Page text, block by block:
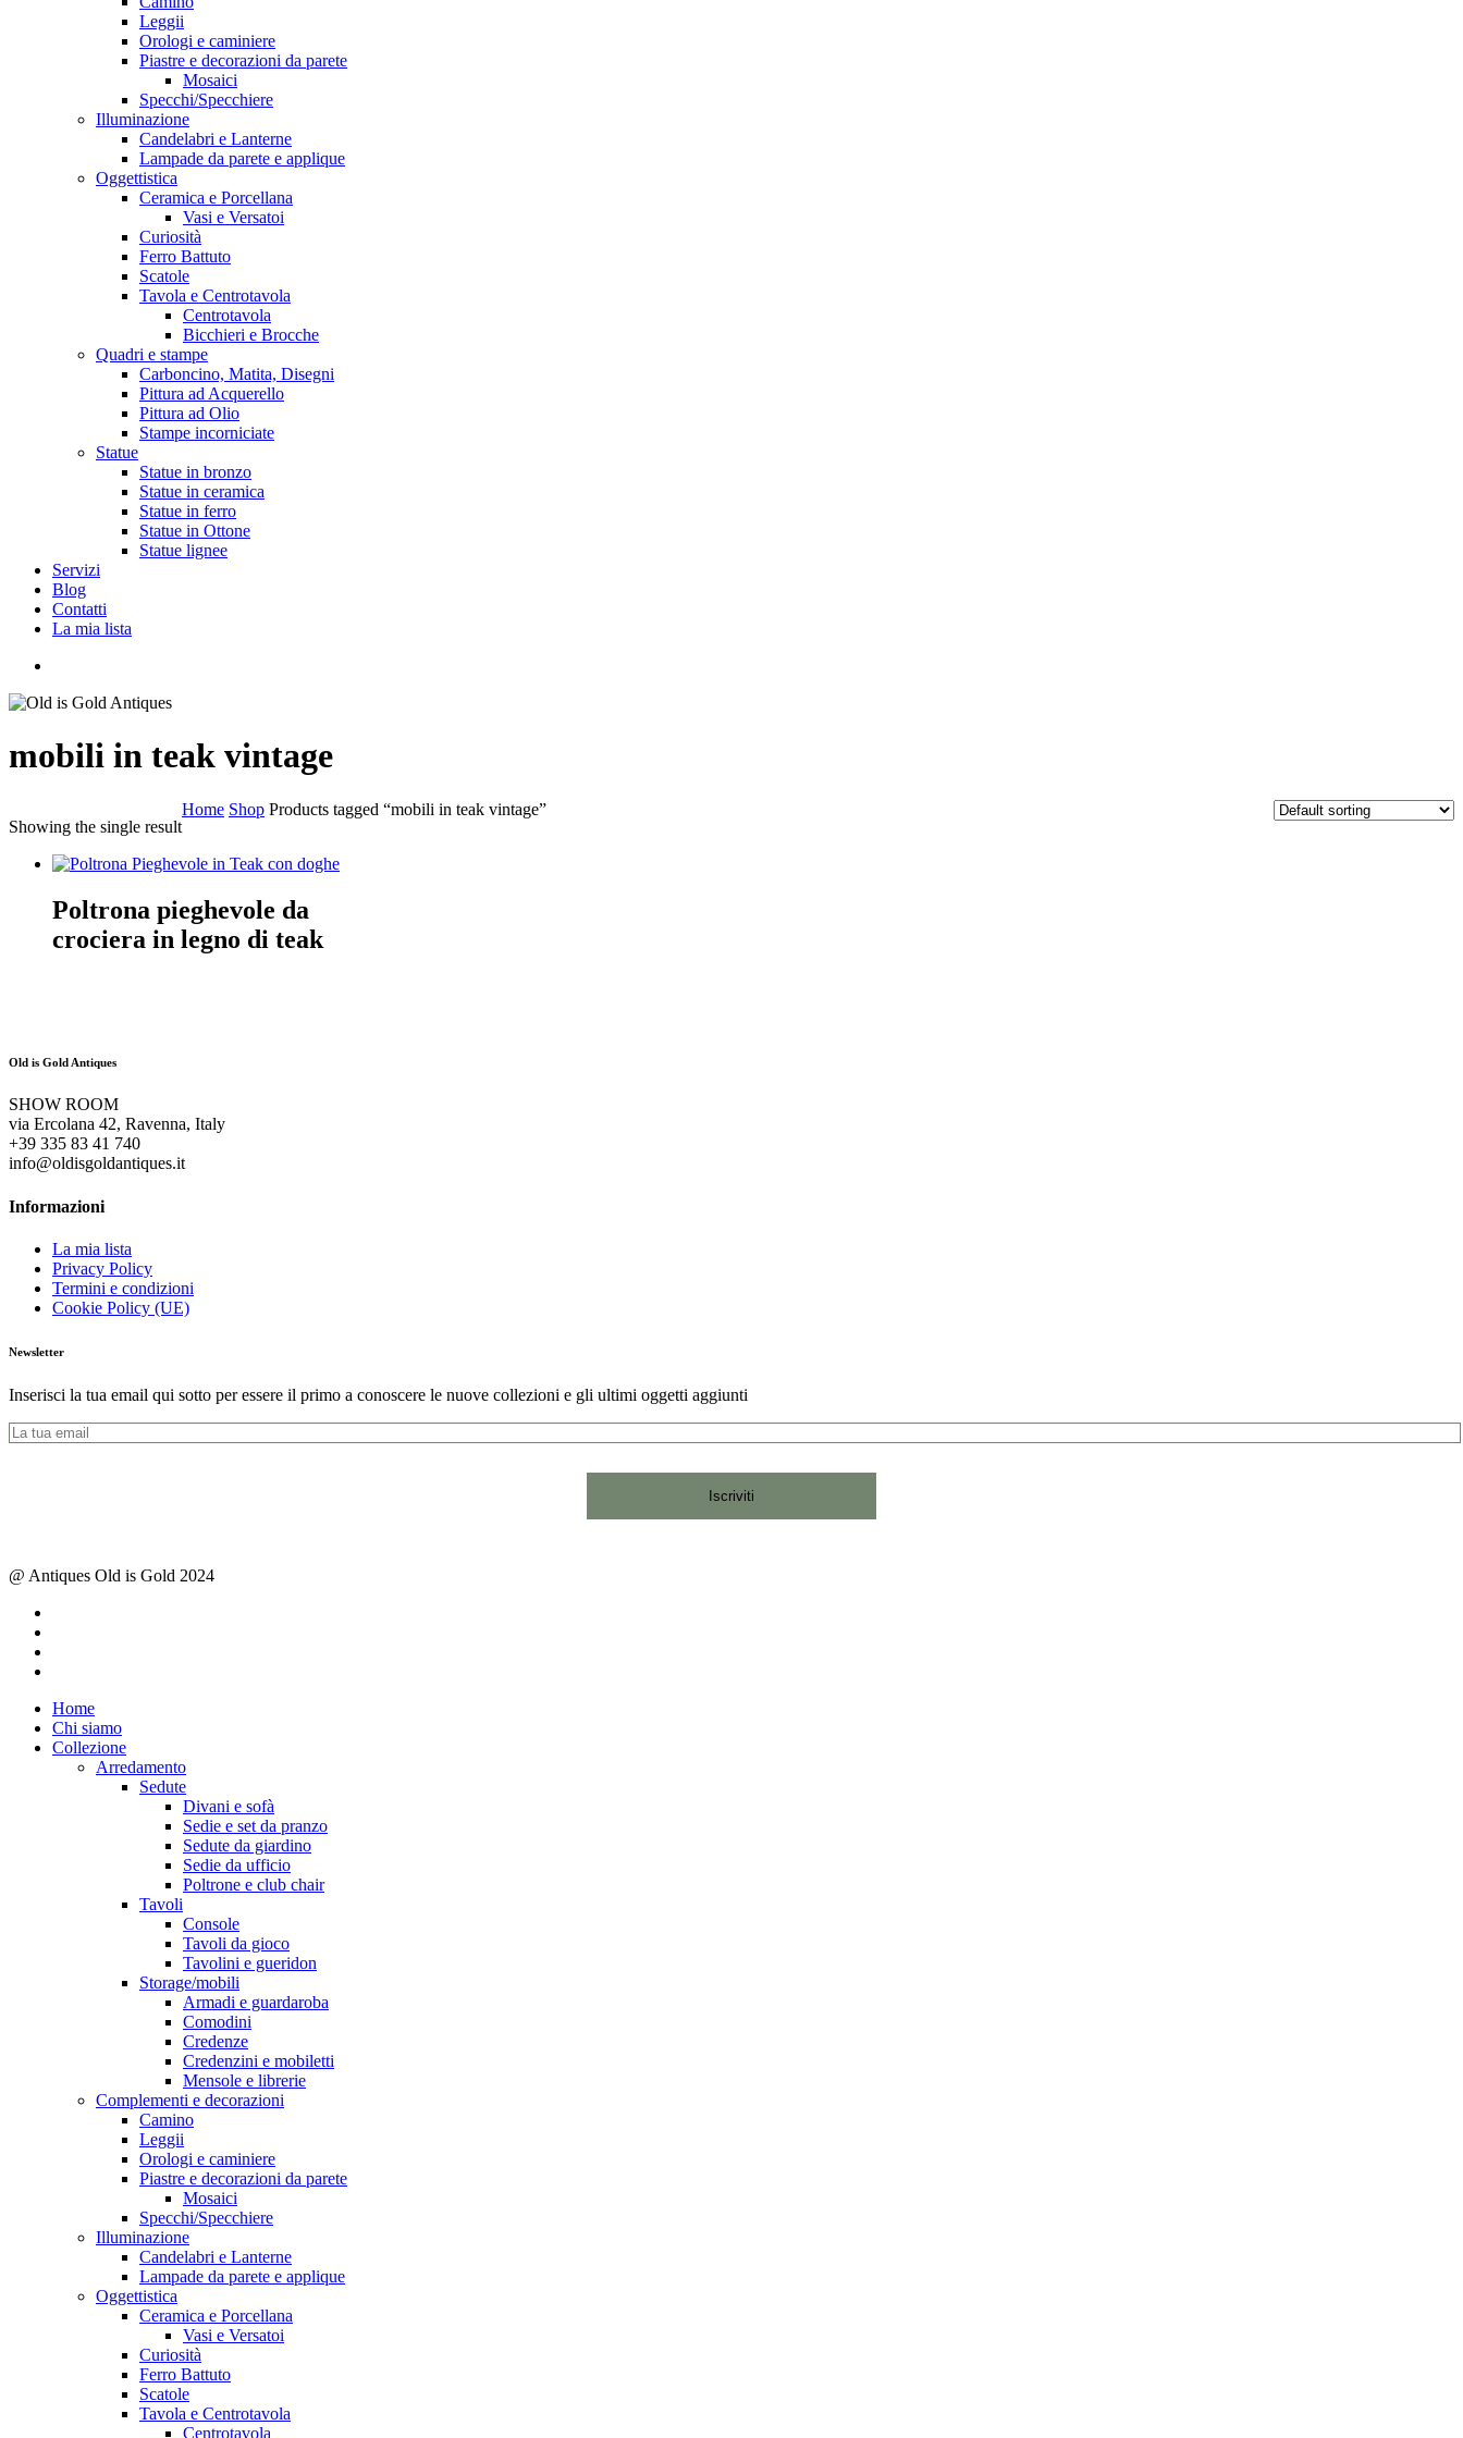
Leggii
Orologi e caminiere
Piastre e decorazioni da parete
Mosaici
Specchi/Specchiere
Illuminazione
Candelabri e Lanterne
Lampade da parete e applique
Oggettistica
Ceramica e Porcellana
Vasi e Versatoi
Curiosità
Ferro Battuto
Scatole
Tavola e Centrotavola
Centrotavola
Bicchieri e Brocche
Quadri e stampe
Carboncino, Matita, Disegni
Pittura ad Acquerello
Pittura ad Olio
Stampe incorniciate
Statue
Statue in bronzo
Statue in ceramica
Statue in ferro
Statue in Ottone
Statue lignee
Servizi
Blog
Contatti
La mia lista
mobili in teak vintage
Showing the single result
Home Shop Products tagged “mobili in teak vintage”
Poltrona pieghevole da
crociera in legno di teak
Old is Gold Antiques
SHOW ROOM
via Ercolana 42, Ravenna, Italy
+39 335 83 41 740
info@oldisgoldantiques.it
Informazioni
La mia lista
Privacy Policy
Termini e condizioni
Cookie Policy (UE)
Newsletter
Inserisci la tua email qui sotto per essere il primo a conoscere le nuove collezioni e gli ultimi oggetti aggiunti
@ Antiques Old is Gold 2024
Close
Menu
Home
Chi siamo
Collezione
Arredamento
Sedute
Divani e sofà
Sedie e set da pranzo
Sedute da giardino
Sedie da ufficio
Poltrone e club chair
Tavoli
Console
Tavoli da gioco
Tavolini e gueridon
Storage/mobili
Armadi e guardaroba
Comodini
Credenze
Credenzini e mobiletti
Mensole e librerie
Complementi e decorazioni
Camino
Leggii
Orologi e caminiere
Piastre e decorazioni da parete
Mosaici
Specchi/Specchiere
Illuminazione
Candelabri e Lanterne
Lampade da parete e applique
Oggettistica
Ceramica e Porcellana
Vasi e Versatoi
Curiosità
Ferro Battuto
Scatole
Tavola e Centrotavola
Centrotavola